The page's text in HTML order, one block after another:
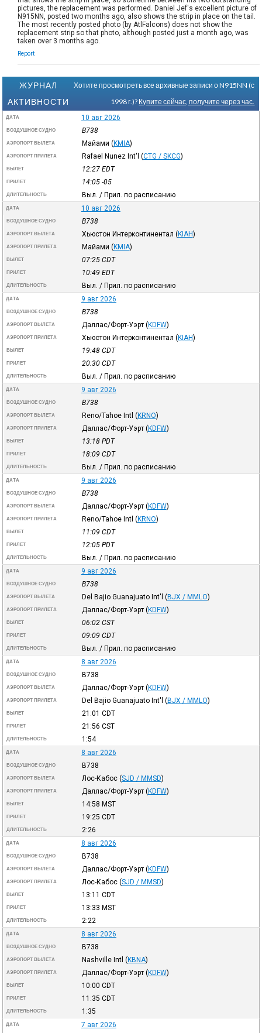
pictures, the replacement was performed. Daniel Jef's excellent picture of
N915NN, posted two months ago, also shows the strip in place on the tail.
The most recently posted photo (by AtlFalcons) does not show the
replacement strip so that photo, although posted just a month ago, was
taken over 3 months ago.
Report
ЖУРНАЛ
АКТИВНОСТИ
Хотите просмотреть все архивные записи о N915NN (с
1998 г.)? Купите сейчас, получите через час.
ДАТА 10 авг 2026
ВОЗДУШНОЕ СУДНО B738
АЭРОПОРТ ВЫЛЕТА Майами (KMIA)
АЭРОПОРТ ПРИЛЕТА Rafael Nunez Int'l (CTG / SKCG)
ВЫЛЕТ 12:27 EDT
ПРИЛЕТ 14:05 -05
ДЛИТЕЛЬНОСТЬ Выл. / Прил. по расписанию
ДАТА 10 авг 2026
ВОЗДУШНОЕ СУДНО B738
АЭРОПОРТ ВЫЛЕТА Хьюстон Интерконтинентал (KIAH)
АЭРОПОРТ ПРИЛЕТА Майами (KMIA)
ВЫЛЕТ 07:25 CDT
ПРИЛЕТ 10:49 EDT
ДЛИТЕЛЬНОСТЬ Выл. / Прил. по расписанию
ДАТА 9 авг 2026
ВОЗДУШНОЕ СУДНО B738
АЭРОПОРТ ВЫЛЕТА Даллас/Форт-Уэрт (KDFW)
АЭРОПОРТ ПРИЛЕТА Хьюстон Интерконтинентал (KIAH)
ВЫЛЕТ 19:48 CDT
ПРИЛЕТ 20:30 CDT
ДЛИТЕЛЬНОСТЬ Выл. / Прил. по расписанию
ДАТА 9 авг 2026
ВОЗДУШНОЕ СУДНО B738
АЭРОПОРТ ВЫЛЕТА Reno/Tahoe Intl (KRNO)
АЭРОПОРТ ПРИЛЕТА Даллас/Форт-Уэрт (KDFW)
ВЫЛЕТ 13:18 PDT
ПРИЛЕТ 18:09 CDT
ДЛИТЕЛЬНОСТЬ Выл. / Прил. по расписанию
ДАТА 9 авг 2026
ВОЗДУШНОЕ СУДНО B738
АЭРОПОРТ ВЫЛЕТА Даллас/Форт-Уэрт (KDFW)
АЭРОПОРТ ПРИЛЕТА Reno/Tahoe Intl (KRNO)
ВЫЛЕТ 11:09 CDT
ПРИЛЕТ 12:05 PDT
ДЛИТЕЛЬНОСТЬ Выл. / Прил. по расписанию
ДАТА 9 авг 2026
ВОЗДУШНОЕ СУДНО B738
АЭРОПОРТ ВЫЛЕТА Del Bajio Guanajuato Int'l (BJX / MMLO)
АЭРОПОРТ ПРИЛЕТА Даллас/Форт-Уэрт (KDFW)
ВЫЛЕТ 06:02 CST
ПРИЛЕТ 09:09 CDT
ДЛИТЕЛЬНОСТЬ Выл. / Прил. по расписанию
ДАТА 8 авг 2026
ВОЗДУШНОЕ СУДНО B738
АЭРОПОРТ ВЫЛЕТА Даллас/Форт-Уэрт (KDFW)
АЭРОПОРТ ПРИЛЕТА Del Bajio Guanajuato Int'l (BJX / MMLO)
ВЫЛЕТ 21:01 CDT
ПРИЛЕТ 21:56 CST
ДЛИТЕЛЬНОСТЬ 1:54
ДАТА 8 авг 2026
ВОЗДУШНОЕ СУДНО B738
АЭРОПОРТ ВЫЛЕТА Лос-Кабос (SJD / MMSD)
АЭРОПОРТ ПРИЛЕТА Даллас/Форт-Уэрт (KDFW)
ВЫЛЕТ 14:58 MST
ПРИЛЕТ 19:25 CDT
ДЛИТЕЛЬНОСТЬ 2:26
ДАТА 8 авг 2026
ВОЗДУШНОЕ СУДНО B738
АЭРОПОРТ ВЫЛЕТА Даллас/Форт-Уэрт (KDFW)
АЭРОПОРТ ПРИЛЕТА Лос-Кабос (SJD / MMSD)
ВЫЛЕТ 13:11 CDT
ПРИЛЕТ 13:33 MST
ДЛИТЕЛЬНОСТЬ 2:22
ДАТА 8 авг 2026
ВОЗДУШНОЕ СУДНО B738
АЭРОПОРТ ВЫЛЕТА Nashville Intl (KBNA)
АЭРОПОРТ ПРИЛЕТА Даллас/Форт-Уэрт (KDFW)
ВЫЛЕТ 10:00 CDT
ПРИЛЕТ 11:35 CDT
ДЛИТЕЛЬНОСТЬ 1:35
ДАТА 7 авг 2026